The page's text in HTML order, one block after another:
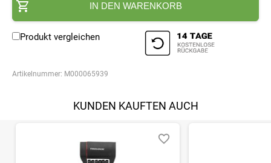
IN DEN WARENKORB
Produkt vergleichen
Artikelnummer: M000065939
KUNDEN KAUFTEN AUCH